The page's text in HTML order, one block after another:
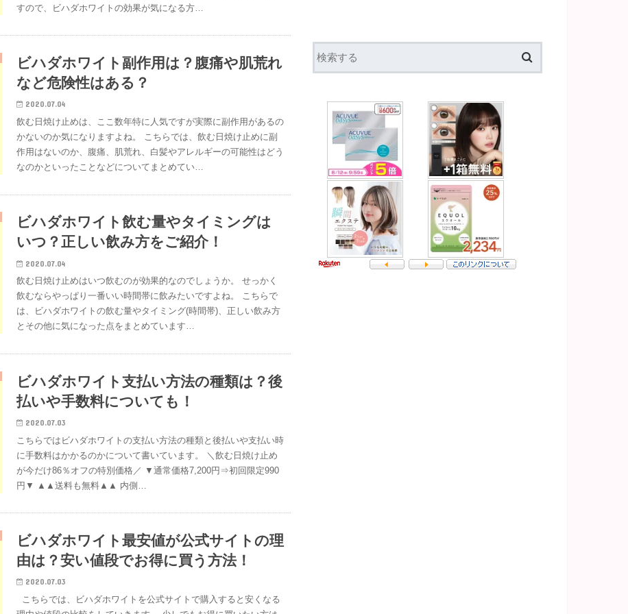
すので、ビハダホワイトの効果が気になる方…
ビハダホワイト副作用は？腹痛や肌荒れ
など危険性はある？
2020.07.04
飲む日焼け止めは、ここ数年特に人気ですが実際に副作用があるの
かないのか気になりますよね。 こちらでは、飲む日焼け止めに副
作用はないのか、腹痛、肌荒れ、白髪やアレルギーの可能性はどう
なのかといったことなどについてまとめてい…
ビハダホワイト飲む量やタイミングは
いつ？正しい飲み方をご紹介！
2020.07.04
飲む日焼け止めはいつ飲むのが効果的なのでしょうか。 せっかく
飲むならやっぱり一番いい時間帯に飲みたいですよね。 こちらで
は、ビハダホワイトの飲む量やタイミング(時間帯)、正しい飲み方
とその他に気になった点をまとめています…
ビハダホワイト支払い方法の種類は？後
払いや手数料についても！
2020.07.03
こちらではビハダホワイトの支払い方法の種類と後払いや支払い時
に手数料はかかるのかについて書いています。 ＼飲む日焼け止め
が今だけ86％オフの特別価格／ ▼通常価格7,200円⇒初回限定990
円▼ ▲▲送料も無料▲▲ 内側…
ビハダホワイト最安値が公式サイトの理
由は？安い値段でお得に買う方法！
2020.07.03
こちらでは、ビハダホワイトを公式サイトで購入すると安くなる